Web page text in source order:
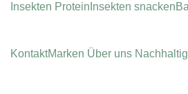
Insekten Protein Insekten snacken
KontaktMarken Über uns